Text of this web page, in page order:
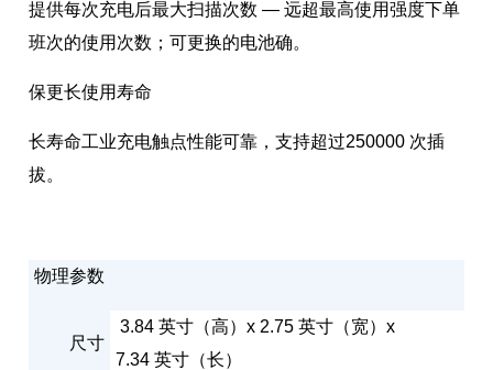
提供每次充电后最大扫描次数 — 远超最高使用强度下单
班次的使用次数；可更换的电池确。
保更长使用寿命
长寿命工业充电触点性能可靠，支持超过250000 次插
拔。
物理参数
尺寸
3.84 英寸（高）x 2.75 英寸（宽）x
7.34 英寸（长）